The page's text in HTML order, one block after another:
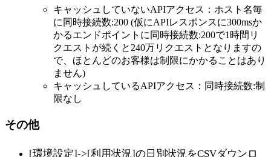
キャッシュしていないAPIアクセス：ホスト名毎
に同時接続数:200 (仮にAPIレスポンスに300msか
かるエンドポイントに同時接続数:200で1時間リ
クエストが続くと240万リクエストとなりますの
で、ほとんどのお客様は制限にかかることはあり
ません)
キャッシュしているAPIアクセス：同時接続数:制
限なし
その他
[環境設定]->[利用状況]の日別状況をCSVダウンロ